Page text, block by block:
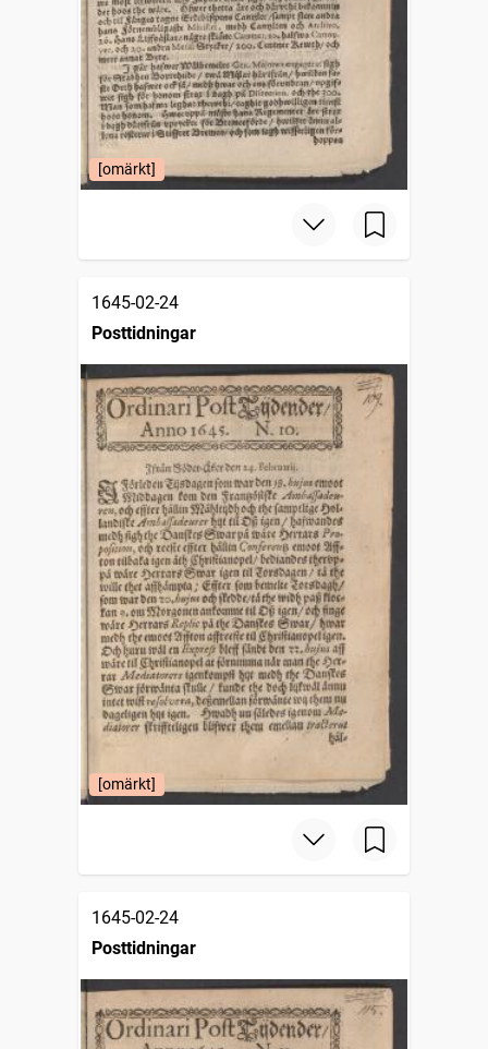
[omärkt]
1645-02-24
Posttidningar
[omärkt]
1645-02-24
Posttidningar